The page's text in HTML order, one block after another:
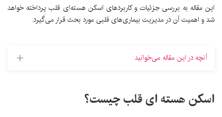
این مقاله به بررسی جزئیات و کاربردهای اسکن هسته‌ای قلب پرداخته خواهد
شد و اهمیت آن در مدیریت بیماری‌های قلبی مورد بحث قرار می‌گیرد.
آنچه در این مقاله می‌خوانید
اسکن هسته ای قلب چیست؟